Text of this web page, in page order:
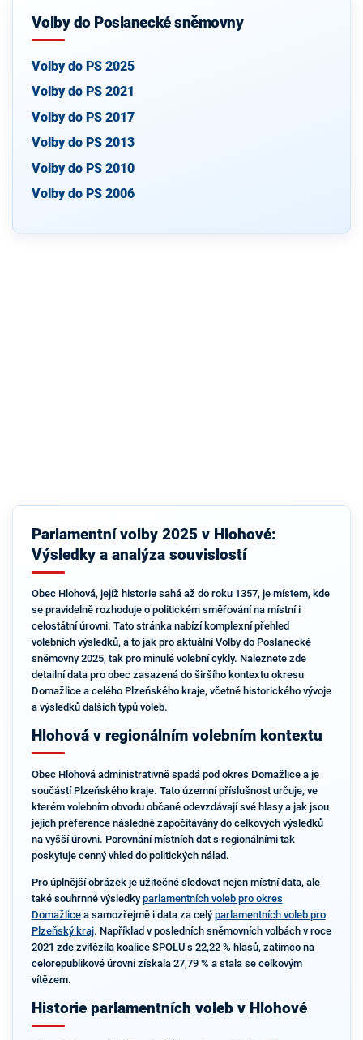
Volby do Poslanecké sněmovny
Volby do PS 2025
Volby do PS 2021
Volby do PS 2017
Volby do PS 2013
Volby do PS 2010
Volby do PS 2006
Parlamentní volby 2025 v Hlohové:
Výsledky a analýza souvislostí
Obec Hlohová, jejíž historie sahá až do roku 1357, je místem, kde
se pravidelně rozhoduje o politickém směřování na místní i
celostátní úrovni. Tato stránka nabízí komplexní přehled
volebních výsledků, a to jak pro aktuální Volby do Poslanecké
sněmovny 2025, tak pro minulé volební cykly. Naleznete zde
detailní data pro obec zasazená do širšího kontextu okresu
Domažlice a celého Plzeňského kraje, včetně historického vývoje
a výsledků dalších typů voleb.
Hlohová v regionálním volebním kontextu
Obec Hlohová administrativně spadá pod okres Domažlice a je
součástí Plzeňského kraje. Tato územní příslušnost určuje, ve
kterém volebním obvodu občané odevzdávají své hlasy a jak jsou
jejich preference následně započítávány do celkových výsledků
na vyšší úrovni. Porovnání místních dat s regionálními tak
poskytuje cenný vhled do politických nálad.
Pro úplnější obrázek je užitečné sledovat nejen místní data, ale
také souhrnné výsledky parlamentních voleb pro okres
Domažlicea samozřejmě i data za celý parlamentních voleb pro
Plzeňský kraj. Například v posledních sněmovních volbách v roce
2021 zde zvítězila koalice SPOLU s 22,22 % hlasů, zatímco na
celorepublikové úrovni získala 27,79 % a stala se celkovým
vítězem.
Historie parlamentních voleb v Hlohové